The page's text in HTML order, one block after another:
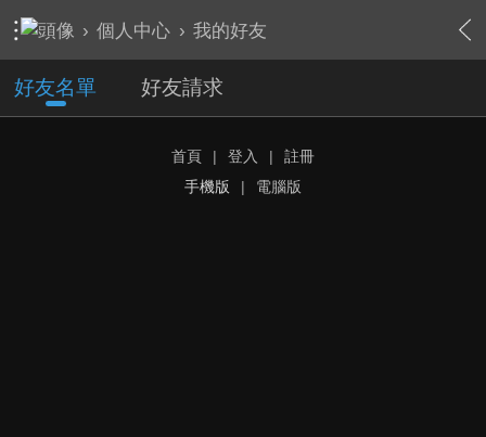
› 個人中心 › 我的好友
好友名單 好友請求
首頁 | 登入 |
註冊
手機版
| 電腦版